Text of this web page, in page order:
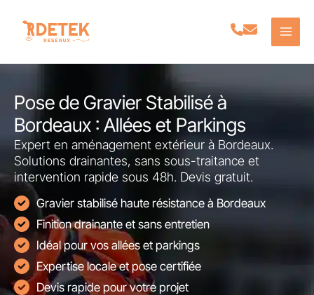
contenu
Pose de Gravier Stabilisé à
Bordeaux : Allées et Parkings
Expert en aménagement extérieur à Bordeaux.
Solutions drainantes, sans sous-traitance et
intervention rapide sous 48h. Devis gratuit.
Gravier stabilisé haute résistance à Bordeaux
Finition drainante et sans entretien
Idéal pour vos allées et parkings
Expertise locale et pose certifiée
Devis rapide pour votre projet